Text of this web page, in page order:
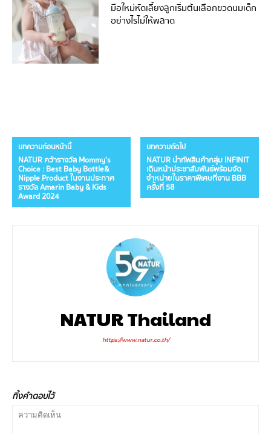
มือใหม่หัดเลี้ยงลูกเริ่มต้นเลือกขวดนมเด็ก
อย่างไรไม่ให้พลาด
บทความก่อนหน้านี้
NATUR คว้ารางวัล Mommy’s
Choice : Best Baby Bottle&
Nipple Product ในงานประกาศ
รางวัล Amarin Baby & Kids
Award 2024
บทความถัดไป
NATUR นำทัพสินค้ากลุ่ม INFINIT
เดินหน้าประชาสัมพันธ์พร้อมจัด
จำหน่ายในราคาพิเศษที่งาน BBB
ครั้งที่ 58
NATUR Thailand
https://www.natur.co.th/
ทิ้งคำตอบไว้